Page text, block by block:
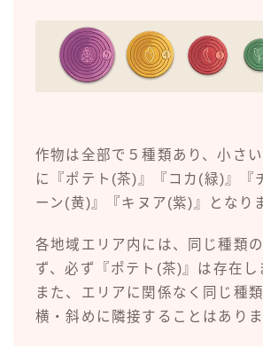
作物は全部で５種類あり、小さ
に『ポテト(茶)』『コカ(緑)』『
ーン(黄)』『キヌア(紫)』となり
各地域エリア内には、同じ種類
ず、必ず『ポテト(茶)』は存在し
また、エリアに関係なく同じ種
横・斜めに隣接することはありま